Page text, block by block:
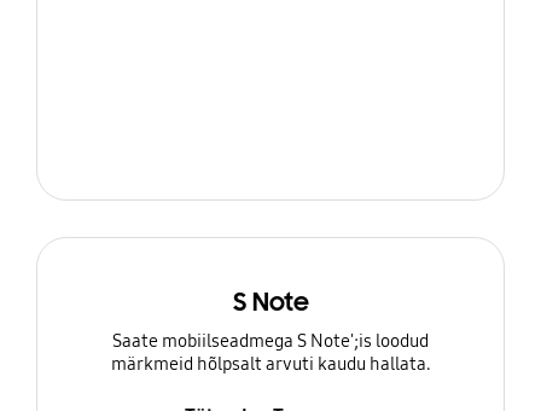
S Note
Saate mobiilseadmega S Note';is loodud
märkmeid hõlpsalt arvuti kaudu hallata.